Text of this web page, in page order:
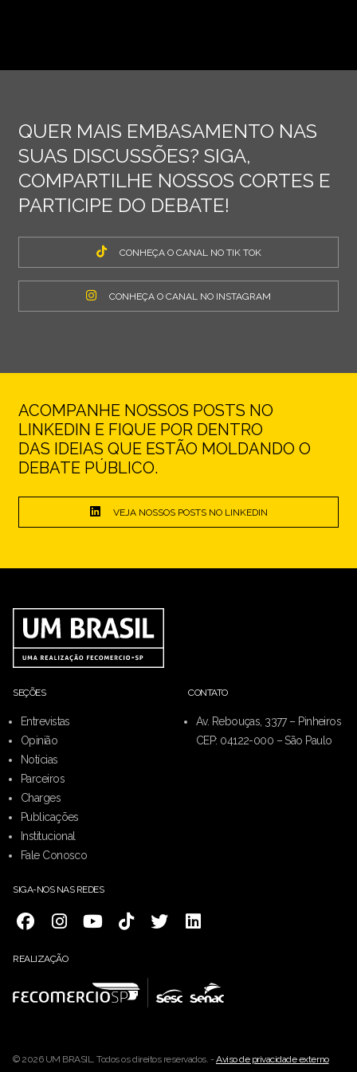
QUER MAIS EMBASAMENTO NAS
SUAS DISCUSSÕES? SIGA,
COMPARTILHE NOSSOS CORTES E
PARTICIPE DO DEBATE!
CONHEÇA O CANAL NO TIK TOK
CONHEÇA O CANAL NO INSTAGRAM
ACOMPANHE NOSSOS POSTS NO
LINKEDIN E FIQUE POR DENTRO
DAS IDEIAS QUE ESTÃO MOLDANDO O
DEBATE PÚBLICO.
VEJA NOSSOS POSTS NO LINKEDIN
SEÇÕES
Entrevistas
Opinião
Notícias
Parceiros
Charges
Publicações
Institucional
Fale Conosco
CONTATO
Av. Rebouças, 3377 – Pinheiros
CEP: 04122-000 – São Paulo
SIGA-NOS NAS REDES
REALIZAÇÃO
© 2026 UM BRASIL. Todos os direitos reservados. -Aviso de privacidade externo